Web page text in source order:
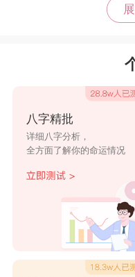
徐瑾
徐馝
徐鹂
徐悔
八字精批
详细八字分析，
全方面了解你的命运情况